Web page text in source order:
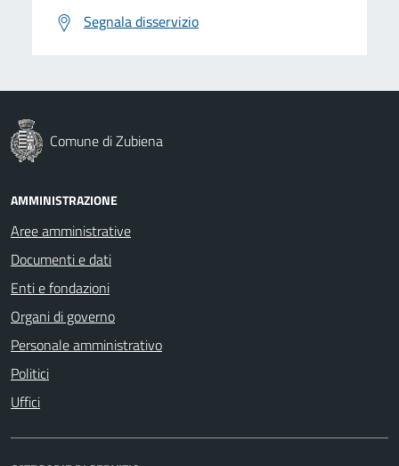
Segnala disservizio
Comune di Zubiena
AMMINISTRAZIONE
Aree amministrative
Documenti e dati
Enti e fondazioni
Organi di governo
Personale amministrativo
Politici
Uffici